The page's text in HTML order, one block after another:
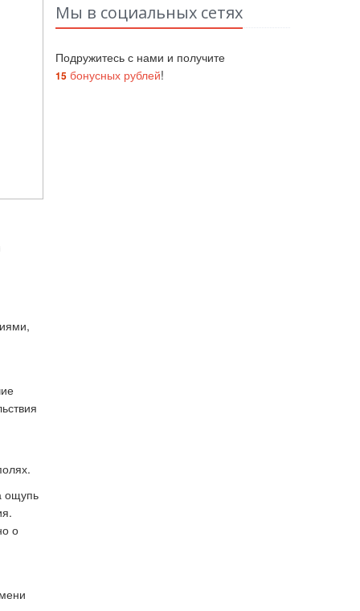
ощупь
о
Мы в социальных сетях
Подружитесь с нами и получите
15бонусных рублей!